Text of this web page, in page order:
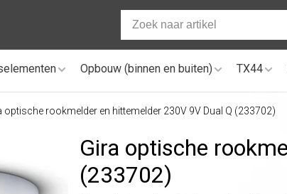
Opbouw (binnen en buiten) TX44
optische rookmelder en hittemelder 230V 9V Dual Q (233702)
Gira optische
(233702)